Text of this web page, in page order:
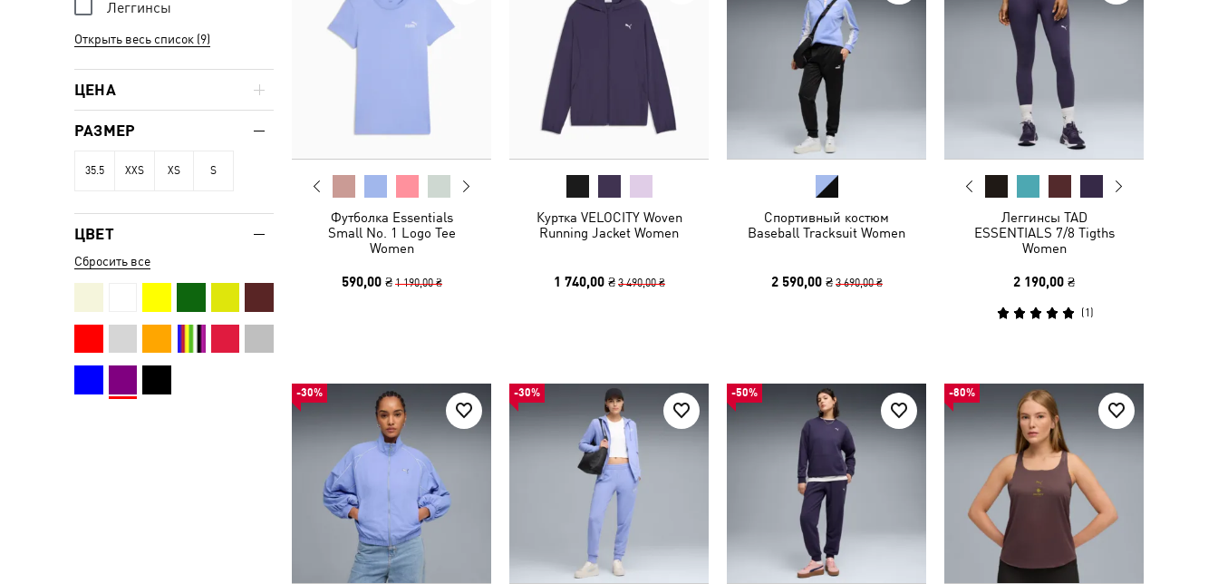
Футболка Essentials
Small No. 1 Logo Tee
Women
590,00 ₴ 1 190,00 ₴
Куртка VELOCITY Woven
Running Jacket Women
1 740,00 ₴ 3 490,00 ₴
Спортивный костюм
Baseball Tracksuit Women
2 590,00 ₴ 3 690,00 ₴
Леггинсы TAD
ESSENTIALS 7/8 Tigths
Women
2 190,00 ₴
(1 )
-30% -30% -50% -80%
Леггинсы
Открыть весь список (9)
ЦЕНА
РАЗМЕР
35.5 XXS XS S
ЦВЕТ
Сбросить все